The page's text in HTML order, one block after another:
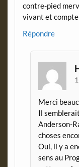
contre-pied
vivant et
Répondre
Merci
Il
Anderson-
choses
Oui, il y a
sens au